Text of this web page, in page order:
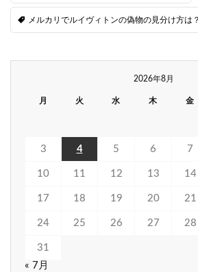
メルカリでルイヴィトンの偽物の見分け方は？
2026年8月
月 火 水 木 金
3 4 5 6 7
10 11 12 13 14
17 18 19 20 21
24 25 26 27 28
31
« 7月